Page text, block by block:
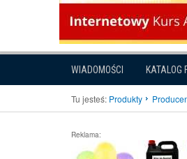
WIADOMOŚCI KATALOG
Tu jesteś: Produkty
Reklama: